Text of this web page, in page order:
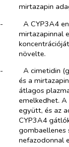
mirtazapin
-​
A CYP3A4
mirtazapinnal
növelte.
-​
A cimetidin
és a
átlagos
emelkedhet.
együtt, és az
CYP3A4
gombaellenes
nefazodonnal